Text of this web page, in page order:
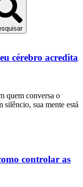
cérebro acredita
quem conversa o
silêncio, sua mente está
controlar as